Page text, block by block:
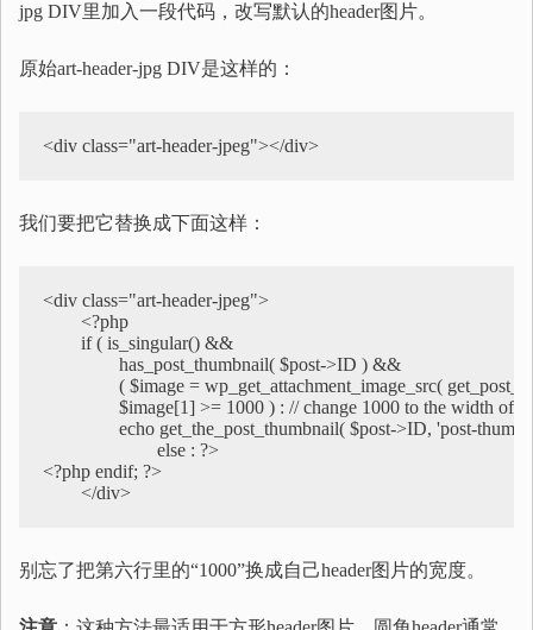
jpg DIV里加入一段代码，改写默认的header图片。
原始art-header-jpg DIV是这样的：
<div class="art-header-jpeg"></div>
我们要把它替换成下面这样：
<div class="art-header-jpeg">
<?php endif; ?>
	</div>
别忘了把第六行里的“1000”换成自己header图片的宽度。